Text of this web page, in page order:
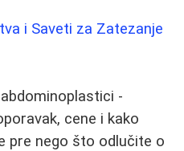
i Saveti za Zatezanje
-
cene i kako
pre nego što odlučite o